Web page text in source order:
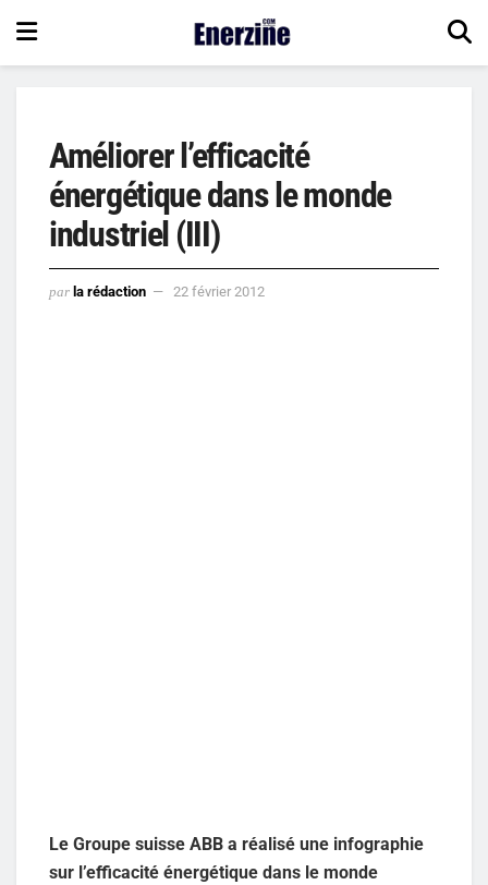
Améliorer l’efficacité
énergétique dans le monde
industriel (III)
par la rédaction 22 février 2012
Le Groupe suisse ABB a réalisé une infographie
sur l’efficacité énergétique dans le monde